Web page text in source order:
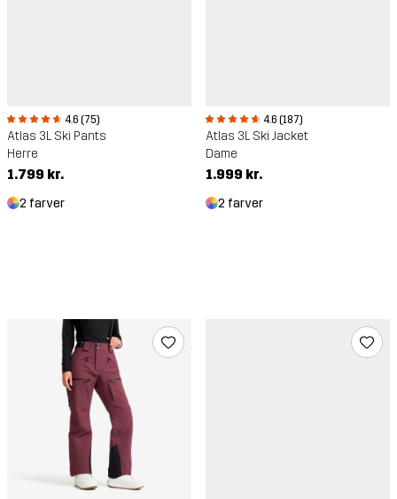
4.6 (75)
Atlas 3L Ski Pants
Herre
1.799 kr.
2 farver
4.6 (187)
Atlas 3L Ski Jacket
Dame
1.999 kr.
2 farver